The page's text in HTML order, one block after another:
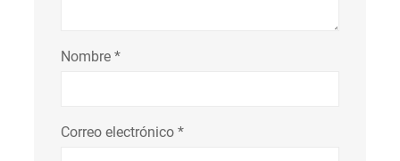
Nombre *
Correo electrónico *